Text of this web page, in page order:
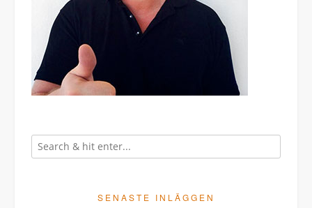
SENASTE INLÄGGEN